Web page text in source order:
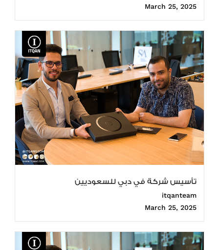
March 25, 2025
تأسيس شركة في دبي للسعوديين
itqanteam
March 25, 2025